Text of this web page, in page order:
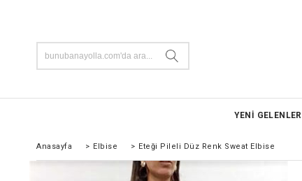
YENİ GELENLER
Anasayfa > Elbise > Eteği Pileli Düz Renk Sweat Elbise